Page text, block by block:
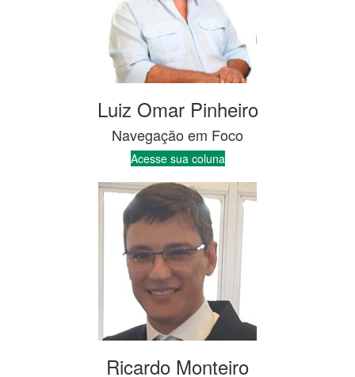
Acesse sua coluna
Ricardo Monteiro
Convés Principal
Acesse sua coluna
Espaço Jornalista Alyrio